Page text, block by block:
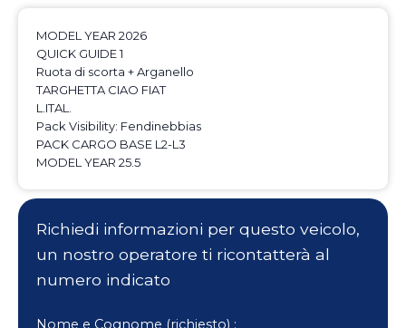
MODEL YEAR 2026
QUICK GUIDE 1
Ruota di scorta + Arganello
TARGHETTA CIAO FIAT
L.ITAL.
Pack Visibility: Fendinebbias
PACK CARGO BASE L2-L3
MODEL YEAR 25.5